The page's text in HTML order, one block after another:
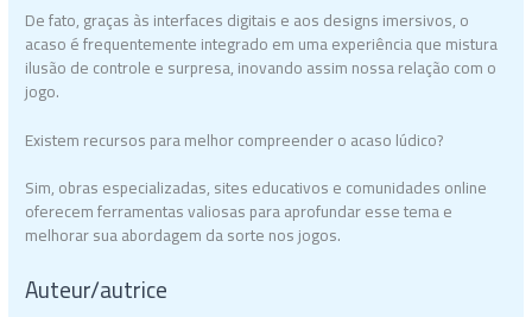
De fato, graças às interfaces digitais e aos designs imersivos, o
acaso é frequentemente integrado em uma experiência que mistura
ilusão de controle e surpresa, inovando assim nossa relação com o
jogo.
Existem recursos para melhor compreender o acaso lúdico?
Sim, obras especializadas, sites educativos e comunidades online
oferecem ferramentas valiosas para aprofundar esse tema e
melhorar sua abordagem da sorte nos jogos.
Auteur/autrice